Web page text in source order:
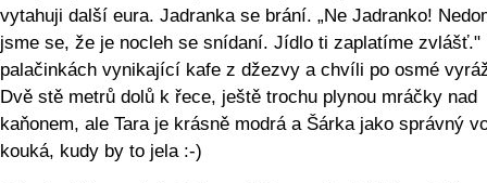
vytahuji další eura. Jadranka se brání. „Ne Jadranko!
jsme se, že je nocleh se snídaní. Jídlo ti zaplatíme zvlášť."
palačinkách vynikající kafe z džezvy a chvíli po osmé
Dvě stě metrů dolů k řece, ještě trochu plynou mráčky nad
kaňonem, ale Tara je krásně modrá a Šárka jako správný
kouká, kudy by to jela :-)